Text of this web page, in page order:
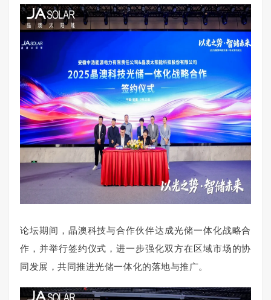
论坛期间，晶澳科技与合作伙伴达成光储一体化战略合
作，并举行签约仪式，进一步强化双方在区域市场的协
同发展，共同推进光储一体化的落地与推广。